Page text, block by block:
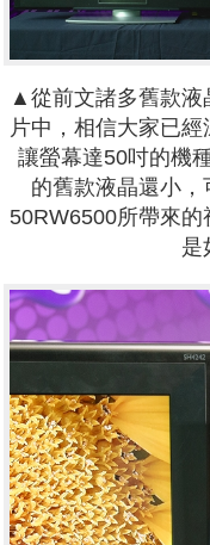
▲從前文諸多舊款液
片中，相信大家已
讓螢幕達50吋的機
的舊款液晶還小，
50RW6500所帶來的
是